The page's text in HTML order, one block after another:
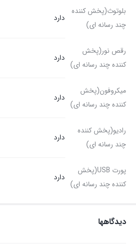
بلوتوث(پخش کننده
چند رسانه ای)
دارد
رقص نور(پخش
کننده چند رسانه ای)
دارد
میکروفون(پخش
کننده چند رسانه ای)
دارد
رادیو(پخش کننده
چند رسانه ای)
دارد
پورت USB(پخش
کننده چند رسانه ای)
دارد
دیدگاهها